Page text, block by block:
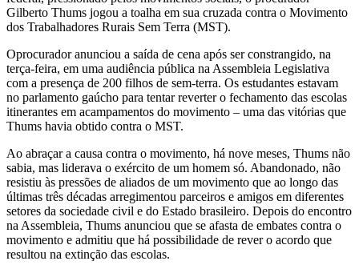
Gilberto Thums jogou a toalha em sua cruzada contra o Movimento
dos Trabalhadores Rurais Sem Terra (MST).
Oprocurador anunciou a saída de cena após ser constrangido, na
terça-feira, em uma audiência pública na Assembleia Legislativa
com a presença de 200 filhos de sem-terra. Os estudantes estavam
no parlamento gaúcho para tentar reverter o fechamento das escolas
itinerantes em acampamentos do movimento – uma das vitórias que
Thums havia obtido contra o MST.
Ao abraçar a causa contra o movimento, há nove meses, Thums não
sabia, mas liderava o exército de um homem só. Abandonado, não
resistiu às pressões de aliados de um movimento que ao longo das
últimas três décadas arregimentou parceiros e amigos em diferentes
setores da sociedade civil e do Estado brasileiro. Depois do encontro
na Assembleia, Thums anunciou que se afasta de embates contra o
movimento e admitiu que há possibilidade de rever o acordo que
resultou na extinção das escolas.